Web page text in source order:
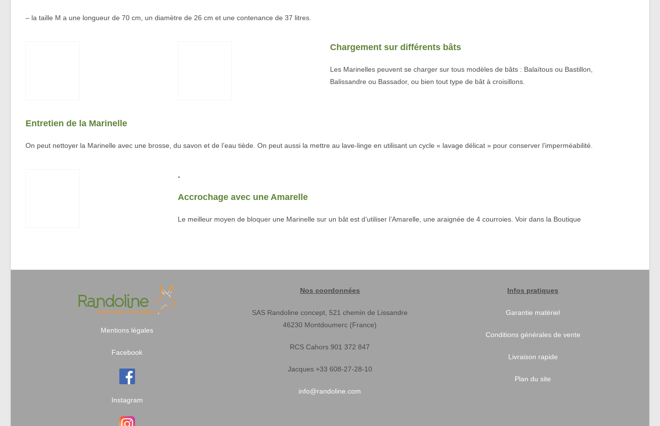
– la taille M a une longueur de 70 cm, un diamètre de 26 cm et une contenance de 37 litres.
Chargement sur différents bâts
Les Marinelles peuvent se charger sur tous modèles de bâts : Balaïtous ou Bastillon,
Balissandre ou Bassador, ou bien tout type de bât à croisillons.
Entretien de la Marinelle
On peut nettoyer la Marinelle avec une brosse, du savon et de l’eau tiède. On peut aussi la mettre au lave-linge en utilisant un cycle « lavage délicat » pour conserver l’imperméabilité.
.
Accrochage avec une Amarelle
Le meilleur moyen de bloquer une Marinelle sur un bât est d’utiliser l’Amarelle, une araignée de 4 courroies. Voir dans la Boutique
Mentions légales
Facebook
Instagram
Nos coordonnées
SAS Randoline concept, 521 chemin de Lissandre
46230 Montdoumerc (France)
RCS Cahors 901 372 847
Jacques +33 608-27-28-10
info@randoline.com
Infos pratiques
Garantie matériel
Conditions générales de vente
Livraison rapide
Plan du site